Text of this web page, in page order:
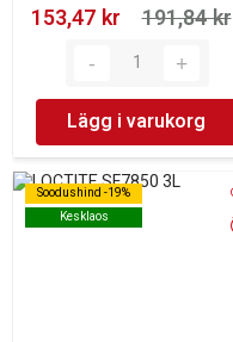
153,47 kr‎
191,84 kr‎
Lägg i varukorg
Soodushind -19%
Kesklaos
Soodushind -19%
Kesklaos